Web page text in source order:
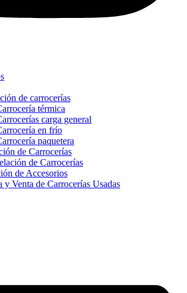
de carrocerías
térmica
carga general
en frío
paquetera
de Carrocerías
de Carrocerías
de Accesorios
y Venta de Carrocerías Usadas